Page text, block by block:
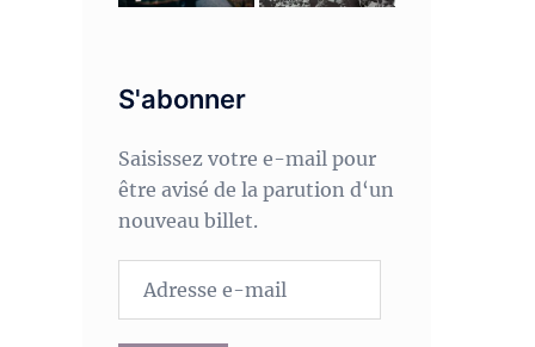
S'abonner
Saisissez votre e-mail pour
être avisé de la parution d‘un
nouveau billet.